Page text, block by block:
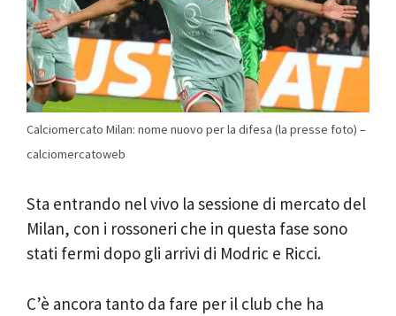
Calciomercato Milan: nome nuovo per la difesa (la presse foto) –
calciomercatoweb
Sta entrando nel vivo la sessione di mercato del
Milan, con i rossoneri che in questa fase sono
stati fermi dopo gli arrivi di Modric e Ricci.
C’è ancora tanto da fare per il club che ha